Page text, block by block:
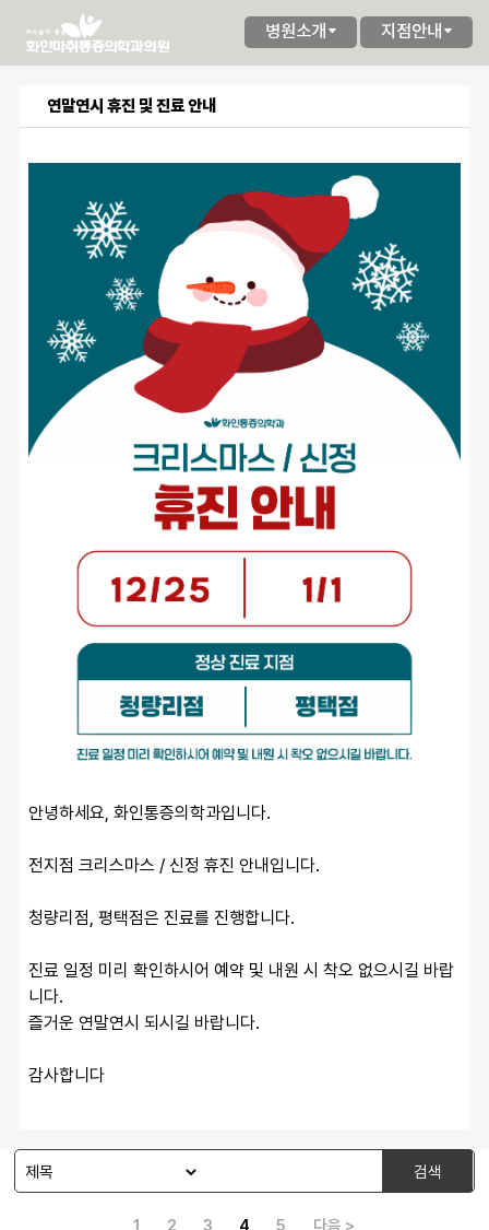
병원소개 지점안내
연말연시 휴진 및 진료 안내
안녕하세요, 화인통증의학과입니다.
전지점 크리스마스 / 신정 휴진 안내입니다.
청량리점, 평택점은 진료를 진행합니다.
진료 일정 미리 확인하시어 예약 및 내원 시 착오 없으시길 바랍
니다.
즐거운 연말연시 되시길 바랍니다.
감사합니다
검색
1 2 3 4 5 다음 >